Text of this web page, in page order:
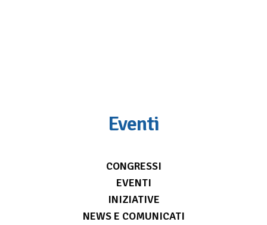
Eventi
CONGRESSI
EVENTI
INIZIATIVE
NEWS E COMUNICATI